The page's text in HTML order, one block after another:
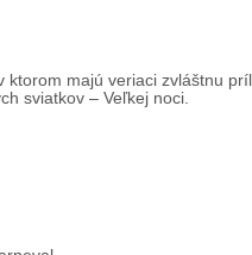
majú veriaci zvláštnu
sviatkov – Veľkej noci.